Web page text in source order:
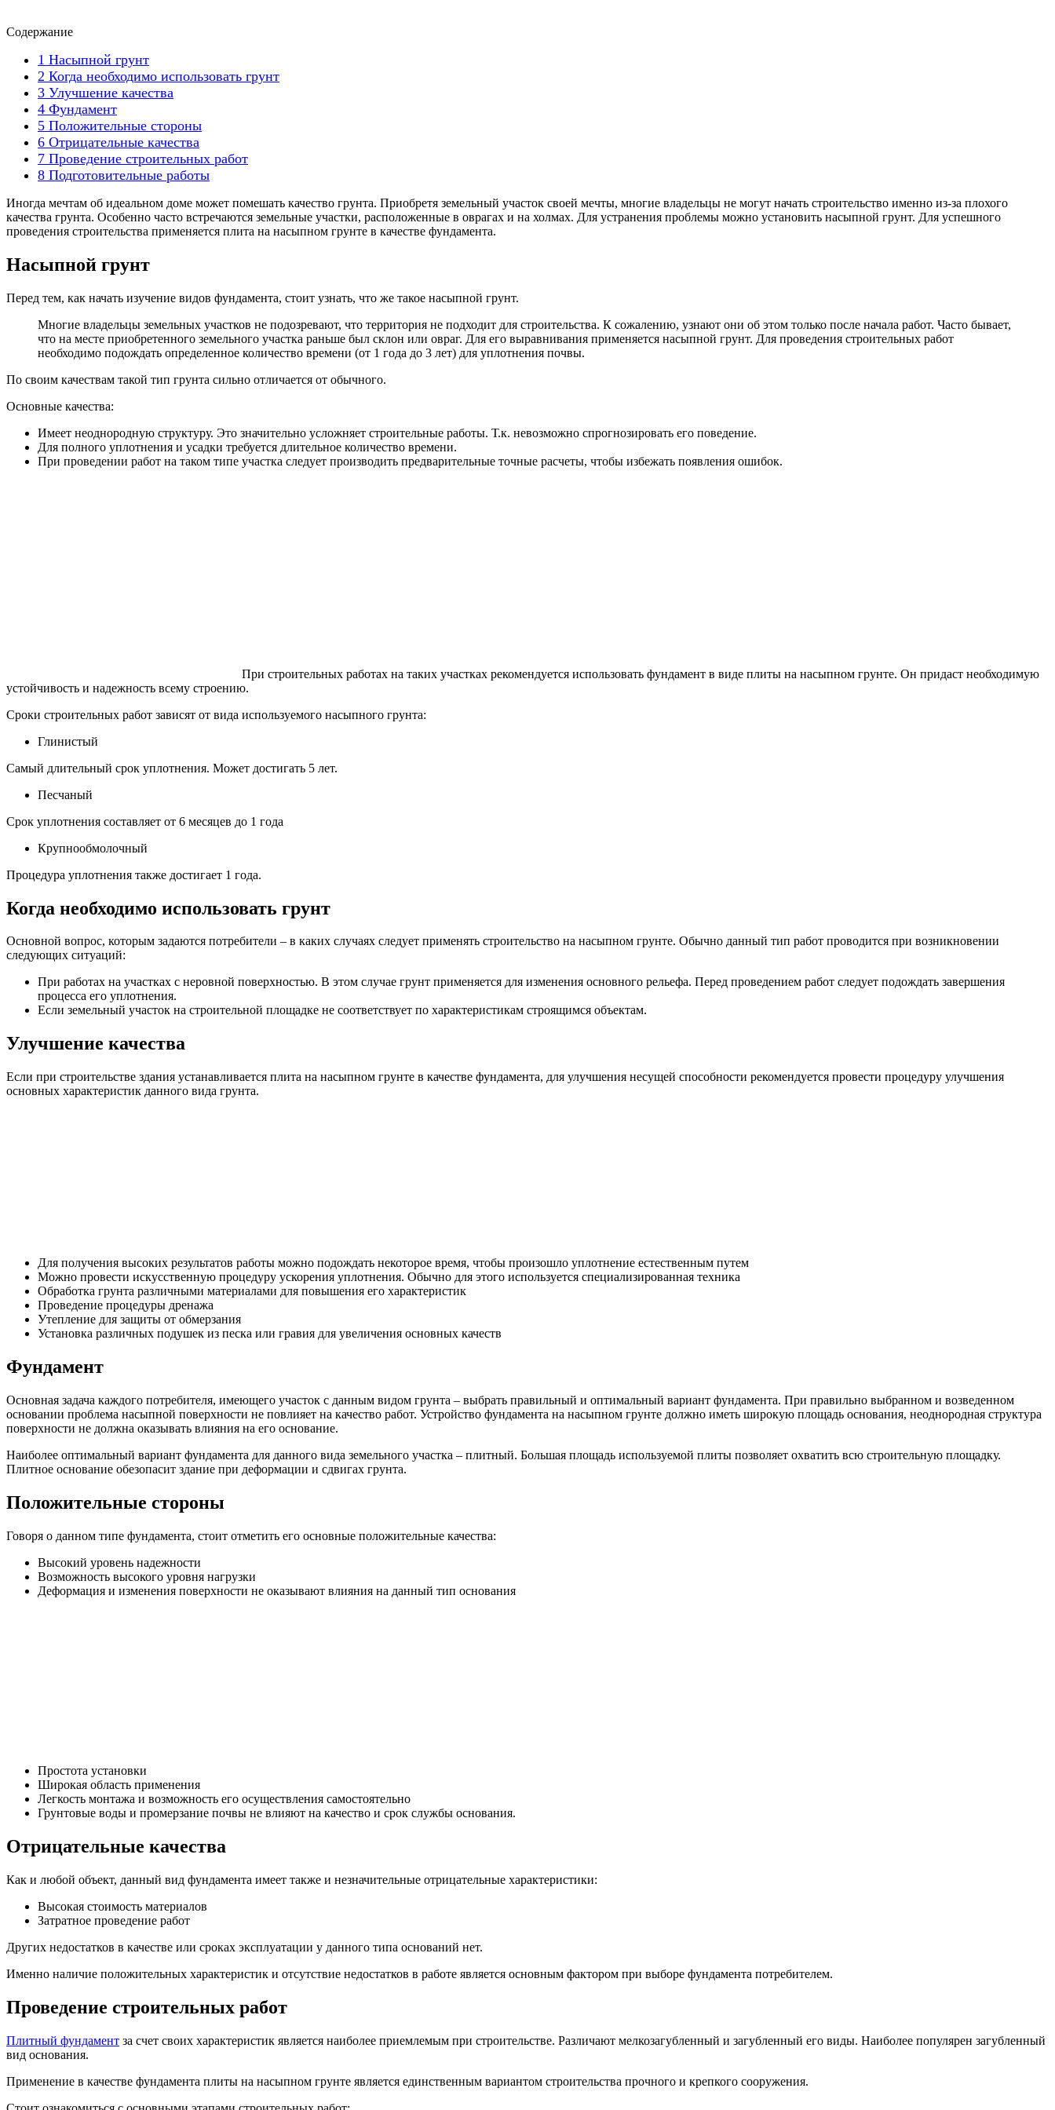
Содержание
1 Насыпной грунт
2 Когда необходимо использовать грунт
3 Улучшение качества
4 Фундамент
5 Положительные стороны
6 Отрицательные качества
7 Проведение строительных работ
8 Подготовительные работы
Иногда мечтам об идеальном доме может помешать качество грунта. Приобретя земельный участок своей мечты, многие владельцы не могут начать строительство именно из-за плохого
качества грунта. Особенно часто встречаются земельные участки, расположенные в оврагах и на холмах. Для устранения проблемы можно установить насыпной грунт. Для успешного
проведения строительства применяется плита на насыпном грунте в качестве фундамента.
Насыпной грунт
Перед тем, как начать изучение видов фундамента, стоит узнать, что же такое насыпной грунт.
Многие владельцы земельных участков не подозревают, что территория не подходит для строительства. К сожалению, узнают они об этом только после начала работ. Часто бывает,
что на месте приобретенного земельного участка раньше был склон или овраг. Для его выравнивания применяется насыпной грунт. Для проведения строительных работ
необходимо подождать определенное количество времени (от 1 года до 3 лет) для уплотнения почвы.
По своим качествам такой тип грунта сильно отличается от обычного.
Основные качества:
Имеет неоднородную структуру. Это значительно усложняет строительные работы. Т.к. невозможно спрогнозировать его поведение.
Для полного уплотнения и усадки требуется длительное количество времени.
При проведении работ на таком типе участка следует производить предварительные точные расчеты, чтобы избежать появления ошибок.
При строительных работах на таких участках рекомендуется использовать фундамент в виде плиты на насыпном грунте. Он придаст необходимую
устойчивость и надежность всему строению.
Сроки строительных работ зависят от вида используемого насыпного грунта:
Глинистый
Самый длительный срок уплотнения. Может достигать 5 лет.
Песчаный
Срок уплотнения составляет от 6 месяцев до 1 года
Крупнообмолочный
Процедура уплотнения также достигает 1 года.
Когда необходимо использовать грунт
Основной вопрос, которым задаются потребители – в каких случаях следует применять строительство на насыпном грунте. Обычно данный тип работ проводится при возникновении
следующих ситуаций:
При работах на участках с неровной поверхностью. В этом случае грунт применяется для изменения основного рельефа. Перед проведением работ следует подождать завершения
процесса его уплотнения.
Если земельный участок на строительной площадке не соответствует по характеристикам строящимся объектам.
Улучшение качества
Если при строительстве здания устанавливается плита на насыпном грунте в качестве фундамента, для улучшения несущей способности рекомендуется провести процедуру улучшения
основных характеристик данного вида грунта.
Для получения высоких результатов работы можно подождать некоторое время, чтобы произошло уплотнение естественным путем
Можно провести искусственную процедуру ускорения уплотнения. Обычно для этого используется специализированная техника
Обработка грунта различными материалами для повышения его характеристик
Проведение процедуры дренажа
Утепление для защиты от обмерзания
Установка различных подушек из песка или гравия для увеличения основных качеств
Фундамент
Основная задача каждого потребителя, имеющего участок с данным видом грунта – выбрать правильный и оптимальный вариант фундамента. При правильно выбранном и возведенном
основании проблема насыпной поверхности не повлияет на качество работ. Устройство фундамента на насыпном грунте должно иметь широкую площадь основания, неоднородная структура
поверхности не должна оказывать влияния на его основание.
Наиболее оптимальный вариант фундамента для данного вида земельного участка – плитный. Большая площадь используемой плиты позволяет охватить всю строительную площадку.
Плитное основание обезопасит здание при деформации и сдвигах грунта.
Положительные стороны
Говоря о данном типе фундамента, стоит отметить его основные положительные качества:
Высокий уровень надежности
Возможность высокого уровня нагрузки
Деформация и изменения поверхности не оказывают влияния на данный тип основания
Простота установки
Широкая область применения
Легкость монтажа и возможность его осуществления самостоятельно
Грунтовые воды и промерзание почвы не влияют на качество и срок службы основания.
Отрицательные качества
Как и любой объект, данный вид фундамента имеет также и незначительные отрицательные характеристики:
Высокая стоимость материалов
Затратное проведение работ
Других недостатков в качестве или сроках эксплуатации у данного типа оснований нет.
Именно наличие положительных характеристик и отсутствие недостатков в работе является основным фактором при выборе фундамента потребителем.
Проведение строительных работ
Плитный фундамент за счет своих характеристик является наиболее приемлемым при строительстве. Различают мелкозагубленный и загубленный его виды. Наиболее популярен загубленный
вид основания.
Применение в качестве фундамента плиты на насыпном грунте является единственным вариантом строительства прочного и крепкого сооружения.